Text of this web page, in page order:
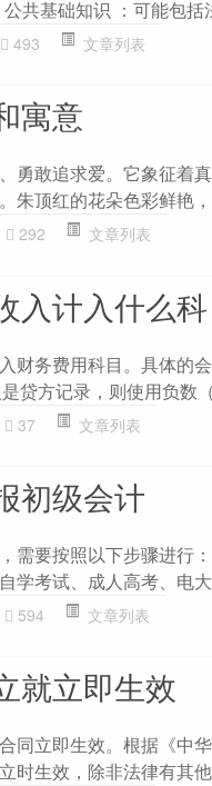
共基础知识 ：可能包括
493 文章列表
寓意
勇敢追求爱。它象征着
朱顶红的花朵色彩鲜艳
292 文章列表
入计入什么科
财务费用科目。具体
贷方记录，则使用负数
37 文章列表
初级会计
需要按照以下步骤进行
学考试、成人高考、电
594 文章列表
就立即生效
同立即生效。根据《中
时生效，除非法律有其